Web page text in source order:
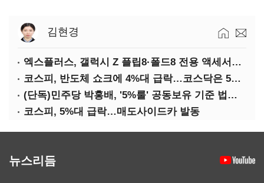
김현경
엑스플러스, 갤럭시 Z 플립8·폴드8 전용 액세서리 출시
코스피, 반도체 쇼크에 4%대 급락…코스닥은 5거래일째 상승
(단독)민주당 박홍배, '5%룰' 공동보유 기준 법제화 추진
코스피, 5%대 급락…매도사이드카 발동
뉴스리듬